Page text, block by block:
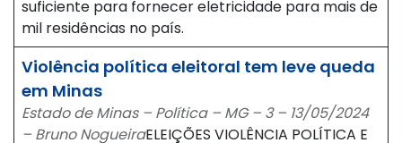
suficiente para fornecer eletricidade para mais de
mil residências no país.
Violência política eleitoral tem leve queda
em Minas
Estado de Minas – Política – MG – 3 – 13/05/2024
– Bruno NogueiraELEIÇÕES VIOLÊNCIA POLÍTICA E